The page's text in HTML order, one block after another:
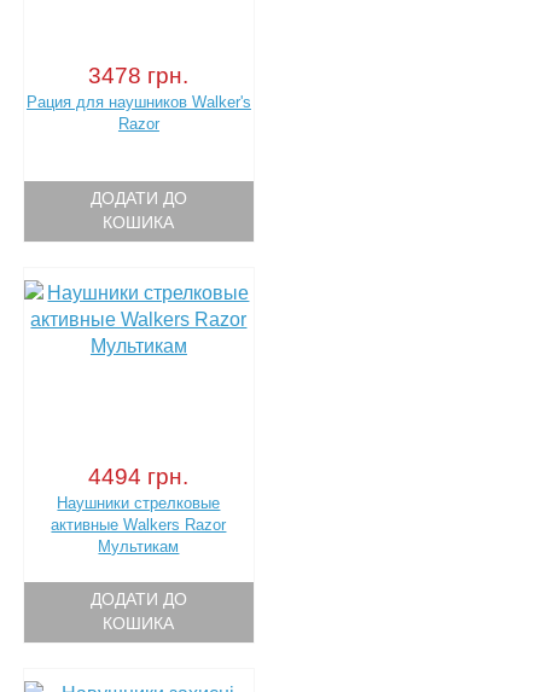
3478 грн.
Рация для наушников Walker's
Razor
ДОДАТИ ДО
КОШИКА
4494 грн.
Наушники стрелковые
активные Walkers Razor
Мультикам
ДОДАТИ ДО
КОШИКА